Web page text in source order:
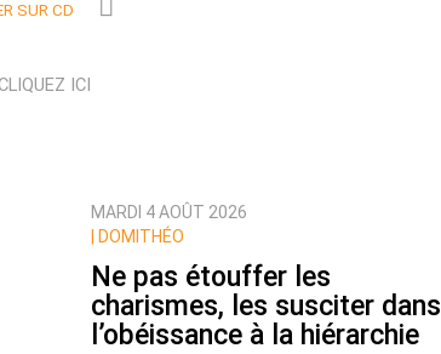
SUR CD
ICI
MARDI 4 AOÛT 2026
DOMITHÉO
Ne pas étouffer les
charismes, les susciter dans
l’obéissance à la hiérarchie